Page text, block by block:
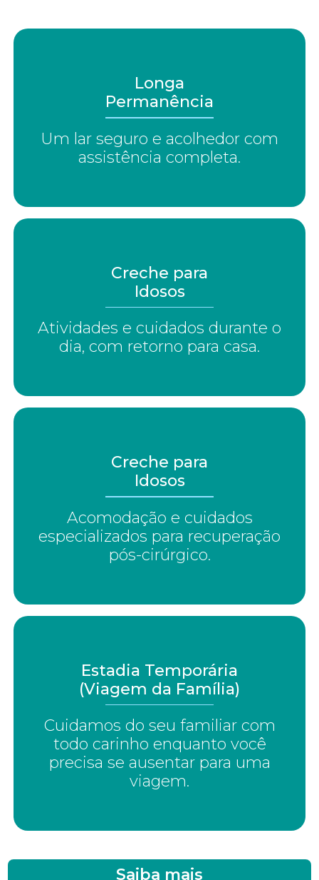
Longa
Permanência
Um lar seguro e acolhedor com
assistência completa.
Creche para
Idosos
Atividades e cuidados durante o
dia, com retorno para casa.
Creche para
Idosos
Acomodação e cuidados
especializados para recuperação
pós-cirúrgico.
Estadia Temporária
(Viagem da Família)
Cuidamos do seu familiar com
todo carinho enquanto você
precisa se ausentar para uma
viagem.
Saiba mais